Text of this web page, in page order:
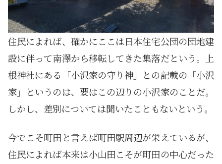
住民によれば、確かにここは日本住宅公団の団地建
設に伴って南澤から移転してきた集落だという。上
根神社にある「小沢家の守り神」との記載の「小沢
家」というのは、要はこの辺りの小沢家のことだ。
しかし、差別については聞いたこともないという。
今でこそ町田と言えば町田駅周辺が栄えているが、
住民によれば本来は小山田こそが町田の中心だった